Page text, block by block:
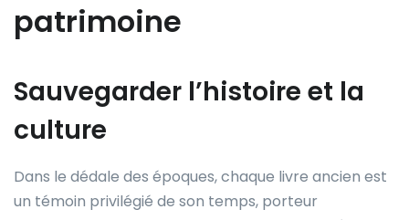
patrimoine
Sauvegarder l’histoire et la
culture
Dans le dédale des époques, chaque livre ancien est
un témoin privilégié de son temps, porteur